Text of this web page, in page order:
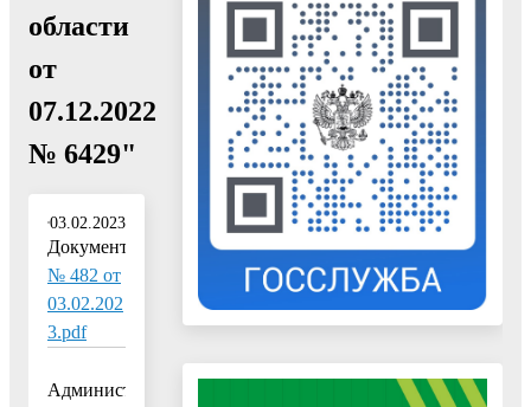
области
от
07.12.2022
№ 6429"
03.02.2023
Документ:
№ 482 от
03.02.202
3.pdf
Администрация